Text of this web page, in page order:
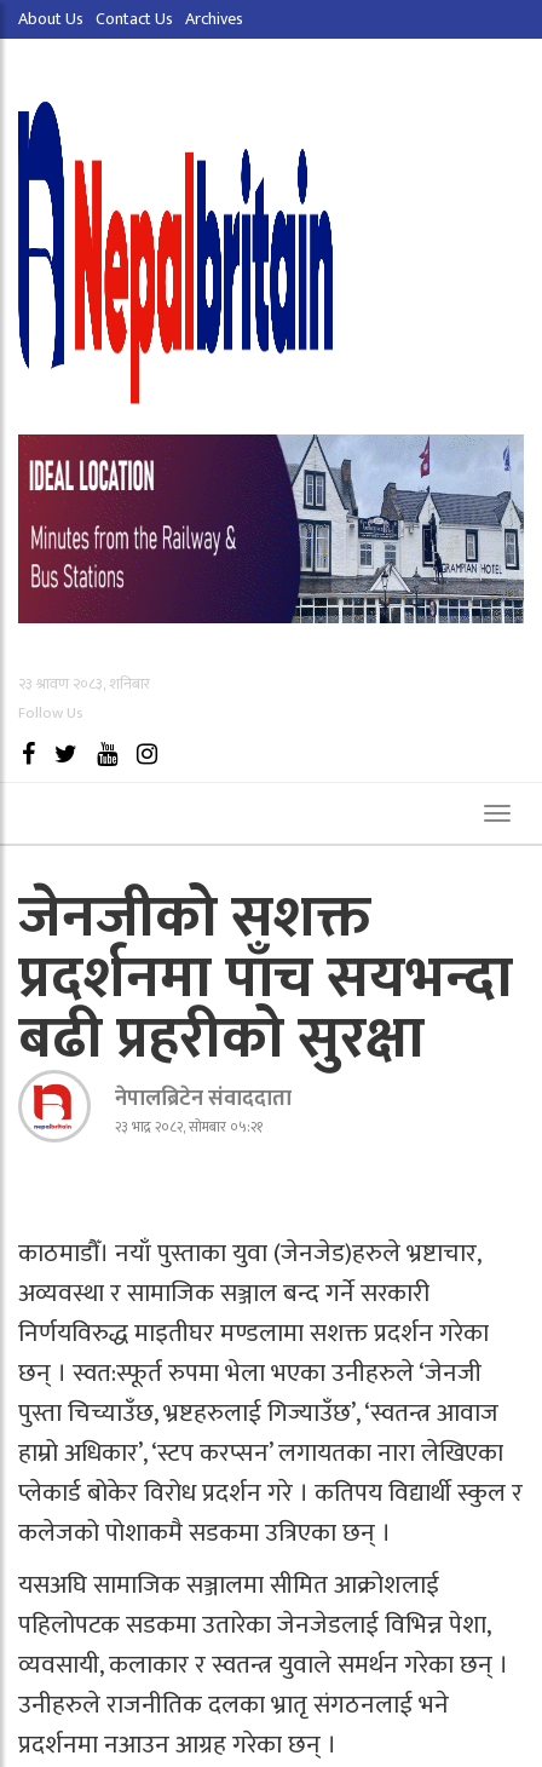
About Us Contact Us Archives
२३ श्रावण २०८३, शनिबार
Follow Us
जेनजीको सशक्त
प्रदर्शनमा पाँच सयभन्दा
बढी प्रहरीको सुरक्षा
नेपालब्रिटेन संवाददाता
२३ भाद्र २०८२, सोमबार ०५:२१
काठमाडौँ। नयाँ पुस्ताका युवा (जेनजेड)हरुले भ्रष्टाचार,
अव्यवस्था र सामाजिक सञ्जाल बन्द गर्ने सरकारी
निर्णयविरुद्ध माइतीघर मण्डलामा सशक्त प्रदर्शन गरेका
छन् । स्वत:स्फूर्त रुपमा भेला भएका उनीहरुले ‘जेनजी
पुस्ता चिच्याउँछ, भ्रष्टहरुलाई गिज्याउँछ’, ‘स्वतन्त्र आवाज
हाम्रो अधिकार’, ‘स्टप करप्सन’ लगायतका नारा लेखिएका
प्लेकार्ड बोकेर विरोध प्रदर्शन गरे । कतिपय विद्यार्थी स्कुल र
कलेजको पोशाकमै सडकमा उत्रिएका छन् ।
यसअघि सामाजिक सञ्जालमा सीमित आक्रोशलाई
पहिलोपटक सडकमा उतारेका जेनजेडलाई विभिन्न पेशा,
व्यवसायी, कलाकार र स्वतन्त्र युवाले समर्थन गरेका छन् ।
उनीहरुले राजनीतिक दलका भ्रातृ संगठनलाई भने
प्रदर्शनमा नआउन आग्रह गरेका छन् ।